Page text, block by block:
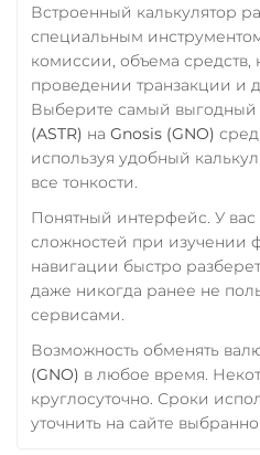
Встроенный калькулятор
специальным
комиссии, объема
проведении транзакции и
Выберите самый выгодный
(ASTR) на Gnosis (GNO)
используя удобный
все тонкости.
Понятный интерфейс. У вас
сложностей при изучении
навигации быстро
даже никогда ранее не
сервисами.
Возможность обменять
(GNO) в любое время.
круглосуточно. Сроки
уточнить на сайте